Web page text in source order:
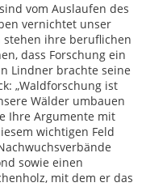
vom Auslaufen des
vernichtet unser
ihre beruflichen
dass Forschung ein
Lindner brachte seine
„Waldforschung ist
Wälder umbauen
Ihre Argumente mit
wichtigen Feld
sowie einen
mit dem er das